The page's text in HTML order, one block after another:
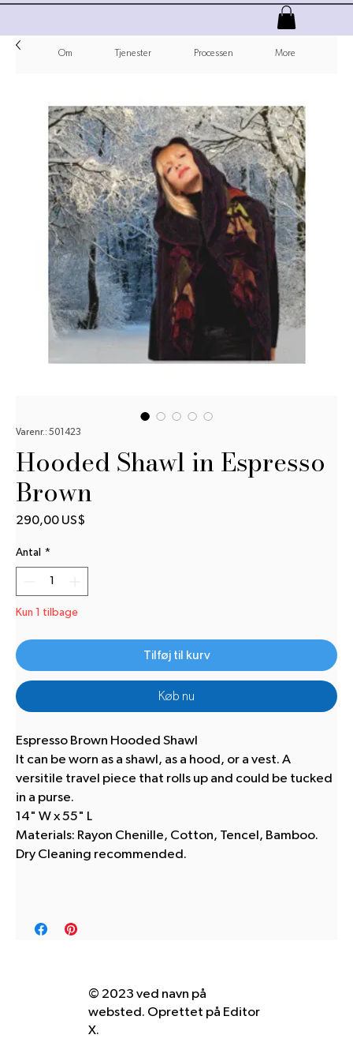
Om Tjenester Processen More
Varenr.: 501423
Hooded Shawl in Espresso
Brown
290,00 US$
Antal *
Kun 1 tilbage
Tilføj til kurv
Køb nu
Espresso Brown Hooded Shawl
It can be worn as a shawl, as a hood, or a vest. A
versitile travel piece that rolls up and could be tucked
in a purse.
14" W x 55" L
Materials: Rayon Chenille, Cotton, Tencel, Bamboo.
Dry Cleaning recommended.
© 2023 ved navn på
websted. Oprettet på Editor
X.